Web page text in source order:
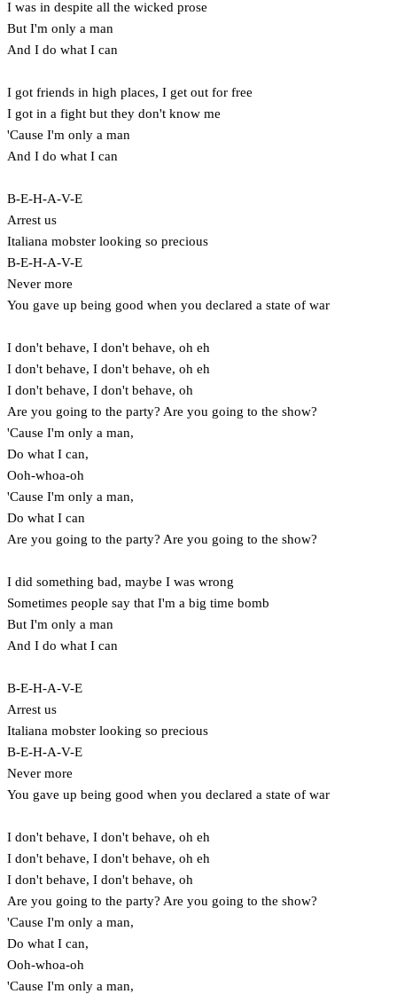
I was in despite all the wicked prose
But I'm only a man
And I do what I can
I got friends in high places, I get out for free
I got in a fight but they don't know me
'Cause I'm only a man
And I do what I can
B-E-H-A-V-E
Arrest us
Italiana mobster looking so precious
B-E-H-A-V-E
Never more
You gave up being good when you declared a state of war
I don't behave, I don't behave, oh eh
I don't behave, I don't behave, oh eh
I don't behave, I don't behave, oh
Are you going to the party? Are you going to the show?
'Cause I'm only a man,
Do what I can,
Ooh-whoa-oh
'Cause I'm only a man,
Do what I can
Are you going to the party? Are you going to the show?
I did something bad, maybe I was wrong
Sometimes people say that I'm a big time bomb
But I'm only a man
And I do what I can
B-E-H-A-V-E
Arrest us
Italiana mobster looking so precious
B-E-H-A-V-E
Never more
You gave up being good when you declared a state of war
I don't behave, I don't behave, oh eh
I don't behave, I don't behave, oh eh
I don't behave, I don't behave, oh
Are you going to the party? Are you going to the show?
'Cause I'm only a man,
Do what I can,
Ooh-whoa-oh
'Cause I'm only a man,